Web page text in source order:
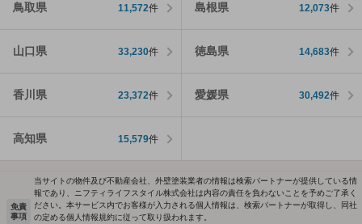
鳥取県 11,572件 島根県 12,073件
山口県 33,230件 徳島県 14,683件
香川県 23,372件 愛媛県 30,492件
高知県 15,579件
免責
事項
当サイトの物件及び不動産会社、外壁塗装業者の情報は検索パートナーが提供している情
報であり、ニフティライフスタイル株式会社は内容の責任を負わないことを予めご了承く
ださい。本サービス内でお客様が入力される個人情報は、検索パートナーが取得し、同社
の定める個人情報規約に従って取り扱われます。